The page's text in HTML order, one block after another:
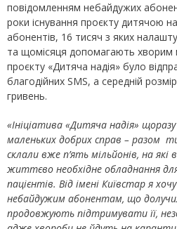
повідомленням небайдужих
роки існування проєкту дитячою
абонентів, 16 тисяч з яких
та щомісяця допомагають
проєкту «Дитяча надія» було
благодійних SMS, а середній
гривень.
«Ініціатива «Дитяча надія»
маленьких добрих справ – разом
склали вже п’ять мільйонів, на
життєво необхідне обладнання
пацієнтів. Від імені Київстар я
небайдужим абонентам, що
продовжують підтримувати її,